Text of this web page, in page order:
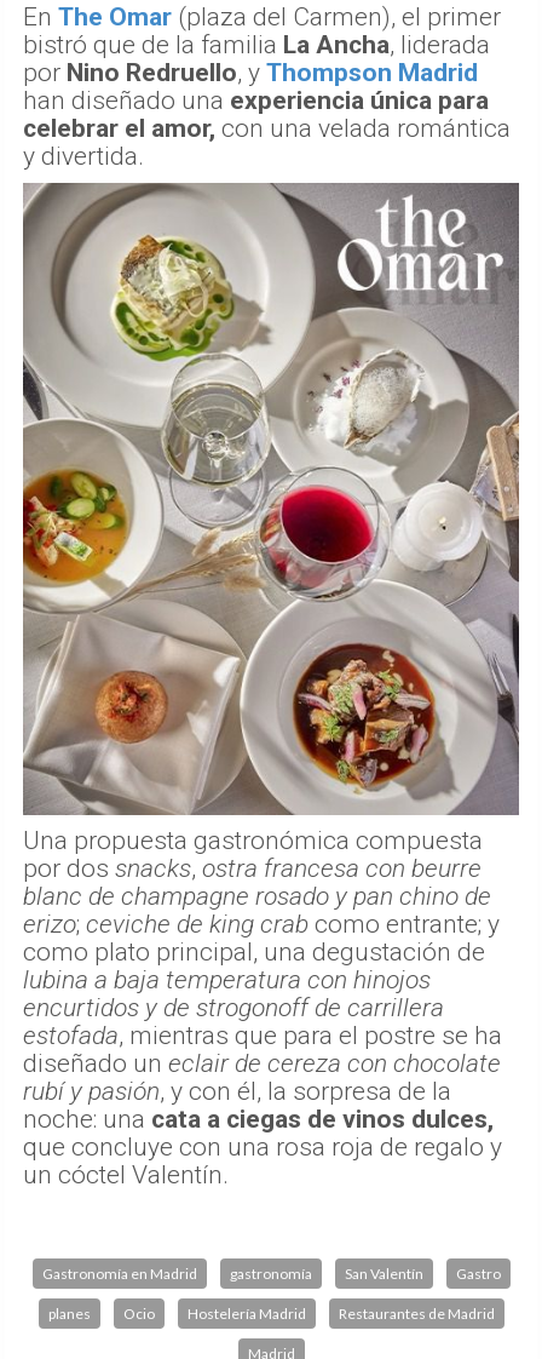
En The Omar (plaza del Carmen), el primer
bistró que de la familia La Ancha, liderada
por Nino Redruello, y Thompson Madrid
han diseñado una experiencia única para
celebrar el amor, con una velada romántica
y divertida.
Una propuesta gastronómica compuesta
por dos snacks, ostra francesa con beurre
blanc de champagne rosado y pan chino de
erizo; ceviche de king crab como entrante; y
como plato principal, una degustación de
lubina a baja temperatura con hinojos
encurtidos y de strogonoff de carrillera
estofada, mientras que para el postre se ha
diseñado un eclair de cereza con chocolate
rubí y pasión, y con él, la sorpresa de la
noche: una cata a ciegas de vinos dulces,
que concluye con una rosa roja de regalo y
un cóctel Valentín.
Gastronomía en Madrid gastronomía San Valentín Gastro
planes Ocio Hostelería Madrid Restaurantes de Madrid
Madrid